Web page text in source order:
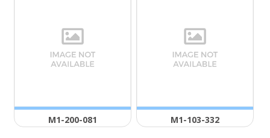
Μ1-200-081 Μ1-103-332